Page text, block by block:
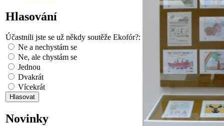
Hlasování
Účastnili jste se už někdy soutěže Ekofór?:
Ne a nechystám se
Ne, ale chystám se
Jednou
Dvakrát
Vícekrát
Novinky